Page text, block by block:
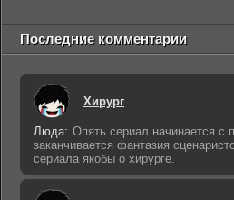
Последние комментарии
Хирург
Люда: Опять сериал начинается с
заканчивается фантазия
сериала якобы о хирурге.